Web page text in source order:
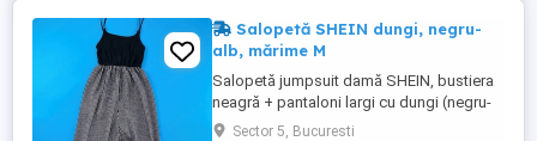
Salopetă SHEIN dungi, negru-
alb, mărime M
Salopetă jumpsuit damă SHEIN, bustiera
neagră + pantaloni largi cu dungi (negru-
alb), bretele ajustabile. Model SHEIN, talie
Sector 5, Bucuresti